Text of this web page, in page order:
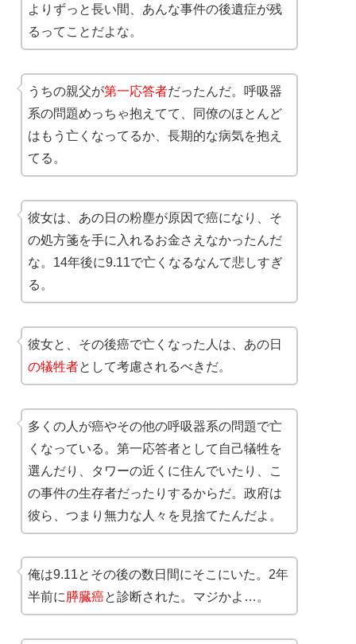
よりずっと長い間、あんな事件の後遺症が残
るってことだよな。
うちの親父が第一応答者だったんだ。呼吸器
系の問題めっちゃ抱えてて、同僚のほとんど
はもう亡くなってるか、長期的な病気を抱え
てる。
彼女は、あの日の粉塵が原因で癌になり、そ
の処方箋を手に入れるお金さえなかったんだ
な。14年後に9.11で亡くなるなんて悲しすぎ
る。
彼女と、その後癌で亡くなった人は、あの日
の犠牲者として考慮されるべきだ。
多くの人が癌やその他の呼吸器系の問題で亡
くなっている。第一応答者として自己犠牲を
選んだり、タワーの近くに住んでいたり、こ
の事件の生存者だったりするからだ。政府は
彼ら、つまり無力な人々を見捨てたんだよ。
俺は9.11とその後の数日間にそこにいた。2年
半前に膵臓癌と診断された。マジかよ…。